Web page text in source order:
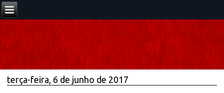
terça-feira, 6 de junho de 2017